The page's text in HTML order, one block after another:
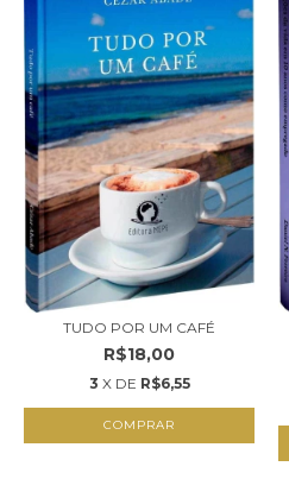
TUDO POR UM CAFÉ
R$18,00
3 X DE R$6,55
COMPRAR